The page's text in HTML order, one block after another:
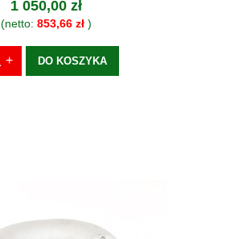
1 050,00 zł
(netto: 853,66 zł)
DO KOSZYKA